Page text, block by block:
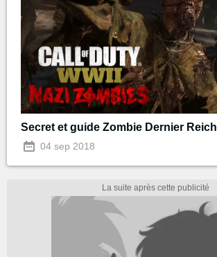
Secret et guide Zombie Dernier Reich
04 sep 2018